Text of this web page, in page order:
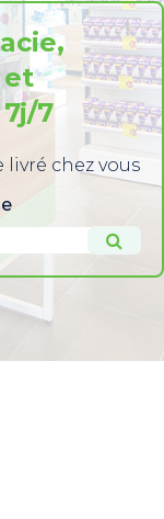
et
7
chez vous